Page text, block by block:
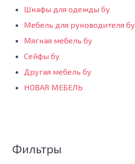
Шкафы для одежды бу
Мебель для руководителя бу
Мягкая мебель бу
Сейфы бу
Другая мебель бу
НОВАЯ МЕБЕЛЬ
Фильтры